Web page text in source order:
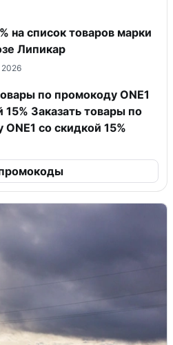
на список товаров марки
Липикар
2026
по промокоду ONE1
товары по
со скидкой 15%